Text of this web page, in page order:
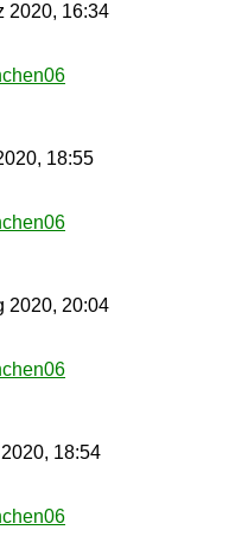
2020, 16:34
18:55
2020, 20:04
18:54